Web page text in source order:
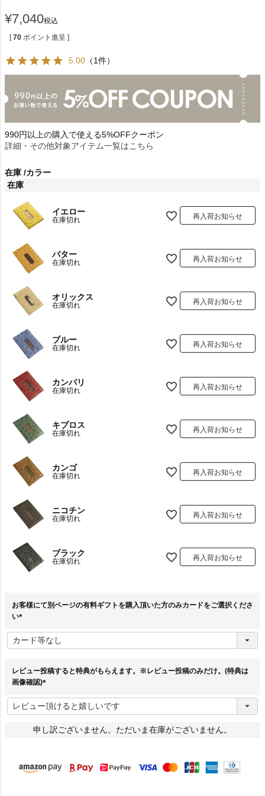
¥7,040税込
[ 70 ポイント進呈 ]
5.00 （1件）
990円以上の購入で使える5%OFFクーポン
詳細・その他対象アイテム一覧はこちら
在庫 カラー
在庫
イエロー
在庫切れ 再入荷お知らせ
バター
在庫切れ 再入荷お知らせ
オリックス
在庫切れ 再入荷お知らせ
ブルー
在庫切れ 再入荷お知らせ
カンパリ
在庫切れ 再入荷お知らせ
キプロス
在庫切れ 再入荷お知らせ
カンゴ
在庫切れ 再入荷お知らせ
ニコチン
在庫切れ 再入荷お知らせ
ブラック
在庫切れ 再入荷お知らせ
お客様にて別ページの有料ギフトを購入頂いた方のみカードをご選択くださ
い
必
須
レビュー投稿すると特典がもらえます。※レビュー投稿のみだけ。(特典は
画像確認)
必
須
)
申し訳ございません。ただいま在庫がございません。